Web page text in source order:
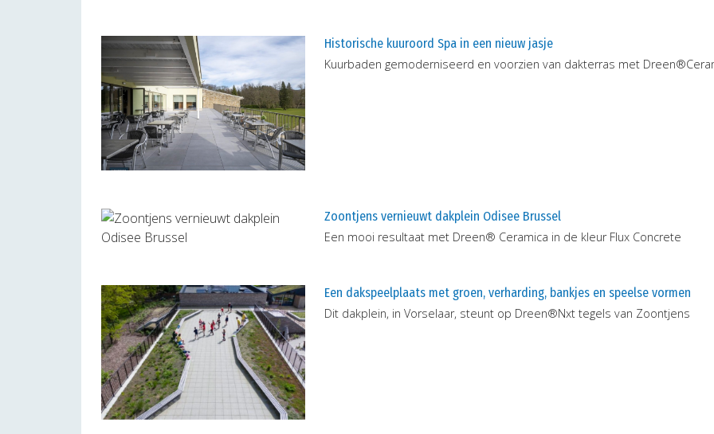
Historische kuuroord Spa in een nieuw jasje
Kuurbaden gemoderniseerd en voorzien van dakterras met
Zoontjens vernieuwt dakplein Odisee Brussel
Een mooi resultaat met Dreen® Ceramica in de kleur Flux Concrete
Een dakspeelplaats met groen, verharding, bankjes en speelse vormen
Dit dakplein, in Vorselaar, steunt op Dreen®Nxt tegels van Zoontjens